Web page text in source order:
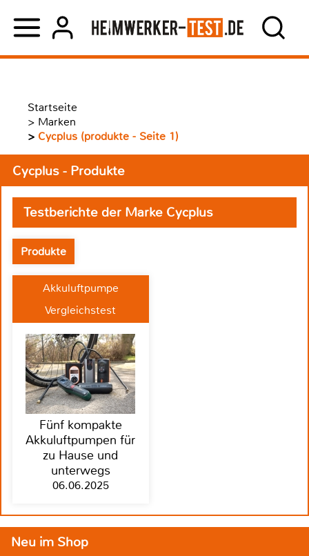
Startseite
> Marken
> Cycplus (produkte - Seite 1)
Cycplus - Produkte
Testberichte der Marke Cycplus
Produkte
Akkuluftpumpe
Vergleichstest
Fünf kompakte
Akkuluftpumpen für
zu Hause und
unterwegs
06.06.2025
Neu im Shop